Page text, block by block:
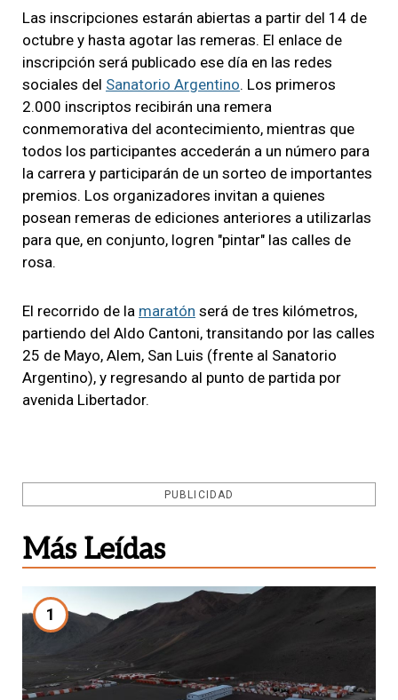
Las inscripciones estarán abiertas a partir del 14 de
octubre y hasta agotar las remeras. El enlace de
inscripción será publicado ese día en las redes
sociales del Sanatorio Argentino. Los primeros
2.000 inscriptos recibirán una remera
conmemorativa del acontecimiento, mientras que
todos los participantes accederán a un número para
la carrera y participarán de un sorteo de importantes
premios. Los organizadores invitan a quienes
posean remeras de ediciones anteriores a utilizarlas
para que, en conjunto, logren "pintar" las calles de
rosa.
El recorrido de la maratón será de tres kilómetros,
partiendo del Aldo Cantoni, transitando por las calles
25 de Mayo, Alem, San Luis (frente al Sanatorio
Argentino), y regresando al punto de partida por
avenida Libertador.
PUBLICIDAD
Más Leídas
1